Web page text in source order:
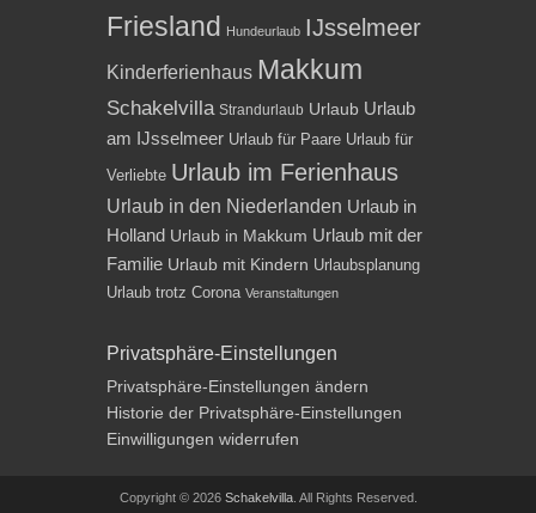
Friesland Hundeurlaub IJsselmeer
Kinderferienhaus Makkum
Schakelvilla Strandurlaub Urlaub Urlaub
am IJsselmeer Urlaub für Paare Urlaub für
Verliebte Urlaub im Ferienhaus
Urlaub in den Niederlanden Urlaub in
Holland Urlaub in Makkum Urlaub mit der
Familie Urlaub mit Kindern Urlaubsplanung
Urlaub trotz Corona Veranstaltungen
Privatsphäre-Einstellungen
Privatsphäre-Einstellungen ändern
Historie der Privatsphäre-Einstellungen
Einwilligungen widerrufen
Copyright © 2026 Schakelvilla. All Rights Reserved.